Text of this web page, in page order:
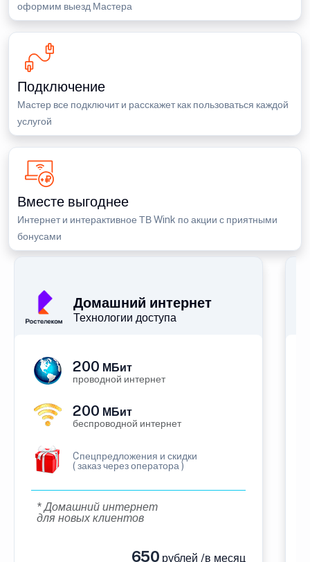
оформим выезд Мастера
Подключение
Мастер все подключит и расскажет как пользоваться каждой
услугой
Вместе выгоднее
Интернет и интерактивное ТВ Wink по акции с приятными
бонусами
Домашний интернет
Технологии доступа
200 МБит
проводной интернет
200 МБит
беспроводной интернет
Cпецпредложения и скидки
( заказ через оператора )
* Домашний интернет
для новых клиентов
650 рублей /в месяц